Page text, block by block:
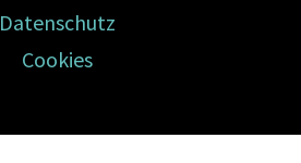
Datenschutz
Cookies